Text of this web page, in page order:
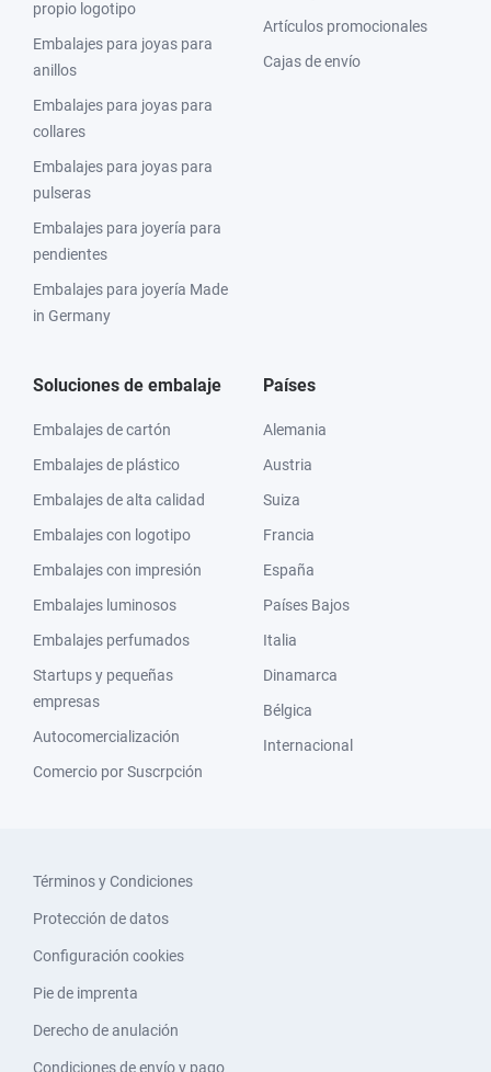
propio logotipo
Embalajes para joyas para
anillos
Embalajes para joyas para
collares
Embalajes para joyas para
pulseras
Embalajes para joyería para
pendientes
Embalajes para joyería Made
in Germany
Artículos promocionales
Cajas de envío
Soluciones de embalaje
Embalajes de cartón
Embalajes de plástico
Embalajes de alta calidad
Embalajes con logotipo
Embalajes con impresión
Embalajes luminosos
Embalajes perfumados
Startups y pequeñas
empresas
Autocomercialización
Comercio por Suscrpción
Países
Alemania
Austria
Suiza
Francia
España
Países Bajos
Italia
Dinamarca
Bélgica
Internacional
Términos y Condiciones
Protección de datos
Configuración cookies
Pie de imprenta
Derecho de anulación
Condiciones de envío y pago